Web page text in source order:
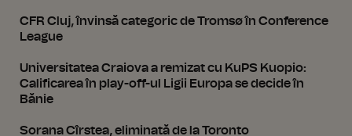
CFR Cluj, învinsă categoric de Tromsø în Conference
League
Universitatea Craiova a remizat cu KuPS Kuopio:
Calificarea în play-off-ul Ligii Europa se decide în
Bănie
Sorana Cîrstea, eliminată de la Toronto